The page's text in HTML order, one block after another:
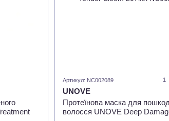
Артикул: NC002089 1
UNOVE
Протеїнова маска для
волосся UNOVE Deep